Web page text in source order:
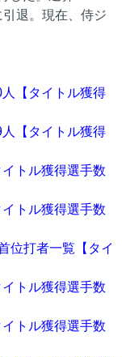
退。現在、侍ジ
【タイトル獲得
【タイトル獲得
トル獲得選手数
トル獲得選手数
位打者一覧【タイ
トル獲得選手数
トル獲得選手数